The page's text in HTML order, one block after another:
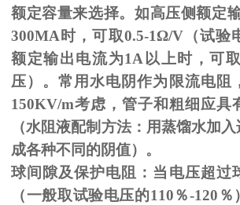
额定容量来选择。如高压侧额定
300MA 时，可取0.5-1Ω/V（试验
额定输出电流为1A 以上时，可取
压）。常用水电阴作为限流电阻
150KV/m考虑，管子和粗细应具
（水阻液配制方法：用蒸馏水加
成各种不同的阴值）。
球间隙及保护电阻：当电压超过
（一般取试验电压的110％-120 ％